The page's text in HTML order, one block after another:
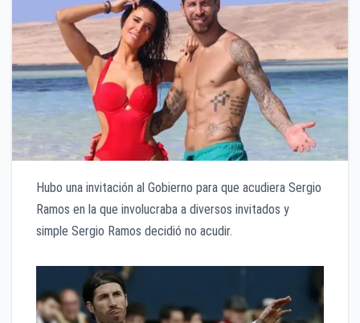
Hubo una invitación al Gobierno para que acudiera Sergio
Ramos en la que involucraba a diversos invitados y
simple Sergio Ramos decidió no acudir.